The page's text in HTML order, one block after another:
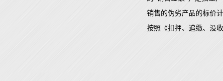
销售的伪劣产品的标价
按照《扣押、追缴、没